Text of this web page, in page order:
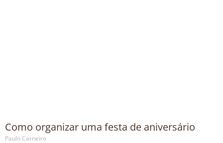
Como organizar uma festa de aniversário
Paulo Carneiro